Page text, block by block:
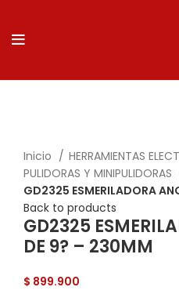
Inicio
HERRAMIENTAS
PULIDORAS Y MINIPULIDORAS
GD2325 ESMERILADORA
Back to products
GD2325
DE 9? – 230MM
$ 899.900